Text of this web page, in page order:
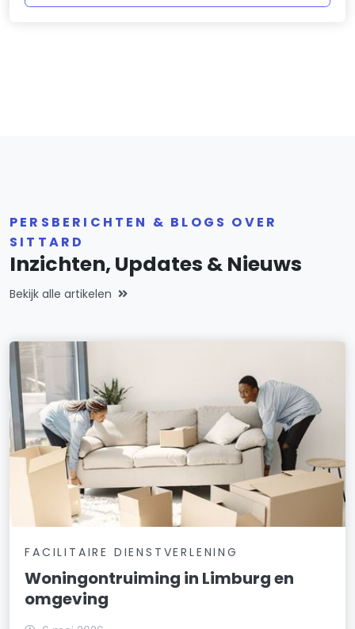
PERSBERICHTEN & BLOGS OVER
SITTARD
Inzichten, Updates & Nieuws
Bekijk alle artikelen
FACILITAIRE DIENSTVERLENING
Woningontruiming in Limburg en
omgeving